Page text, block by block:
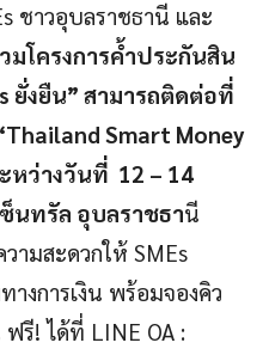
ชาวอุบลราชธานี และ
มโครงการค้ำประกันสิน
ยั่งยืน” สามารถติดต่อที่
Smart Money
หว่างวันที่ 12 – 14
นทรัล อุบลราชธานี
ามสะดวกให้ SMEs
างการเงิน พร้อมจองคิว
รี! ได้ที่ LINE OA :